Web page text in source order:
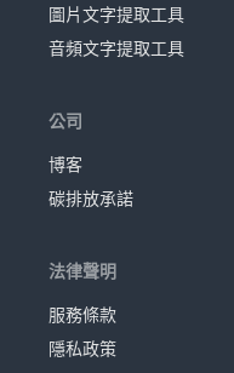
圖片文字提取工具
音頻文字提取工具
公司
博客
碳排放承諾
法律聲明
服務條款
隱私政策